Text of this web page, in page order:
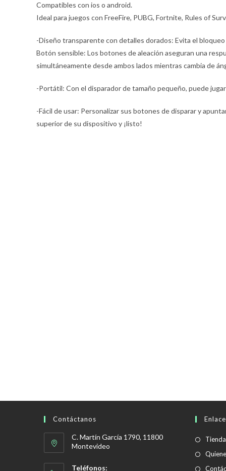
Compatibles con ios o android.
Ideal para juegos con FreeFire, PUBG, Fortnite, Rules of
-Diseño transparente con detalles dorados: Evita el
Botón sensible: Los botones de aleación aseguran una
simultáneamente desde ambos lados mientras cambia de
-Portátil: Con el disparador de tamaño pequeño, puede
-Fácil de usar: Personalizar sus botones de disparar y
superior de su dispositivo y ¡listo!
Contáctanos
C. Martín García 1790, 11800
Montevideo
Teléfonos:
Tienda